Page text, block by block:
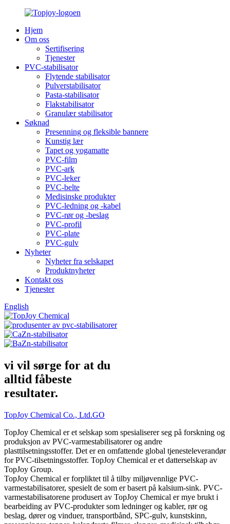
Hjem
Om oss
Sertifisering
Tjenester
PVC-stabilisator
Flytende stabilisator
Pulverstabilisator
Pasta-stabilisator
Flakstabilisator
Granulær stabilisator
Søknad
Presenning og fleksible bannere
Kunstig lær
Tapet og yogamatte
PVC-film
PVC-ark
PVC-leker
PVC-belte
Medisinske produkter
PVC-ledning og -kabel
PVC-rør og -beslag
PVC-profil
PVC-plate
PVC-gulv
Nyheter
Nyheter fra selskapet
Produktnyheter
Kontakt oss
Tjenester
English
vi vil sørge for at du
alltid fåbeste
resultater.
TopJoy Chemical Co., Ltd.GO
TopJoy Chemical er et selskap som spesialiserer seg på forskning og
produksjon av PVC-varmestabilisatorer og andre
plasttilsetningsstoffer. Det er en omfattende global tjenesteleverandør
for PVC-tilsetningsstoffer. TopJoy Chemical er et datterselskap av
TopJoy Group.
TopJoy Chemical er forpliktet til å tilby miljøvennlige PVC-
varmestabilisatorer, spesielt de som er basert på kalsium-sink. PVC-
varmestabilisatorene produsert av TopJoy Chemical er mye brukt i
bearbeiding av PVC-produkter som ledninger og kabler, rør og
beslag, dører og vinduer, transportbånd, SPC-gulv, kunstskinn,